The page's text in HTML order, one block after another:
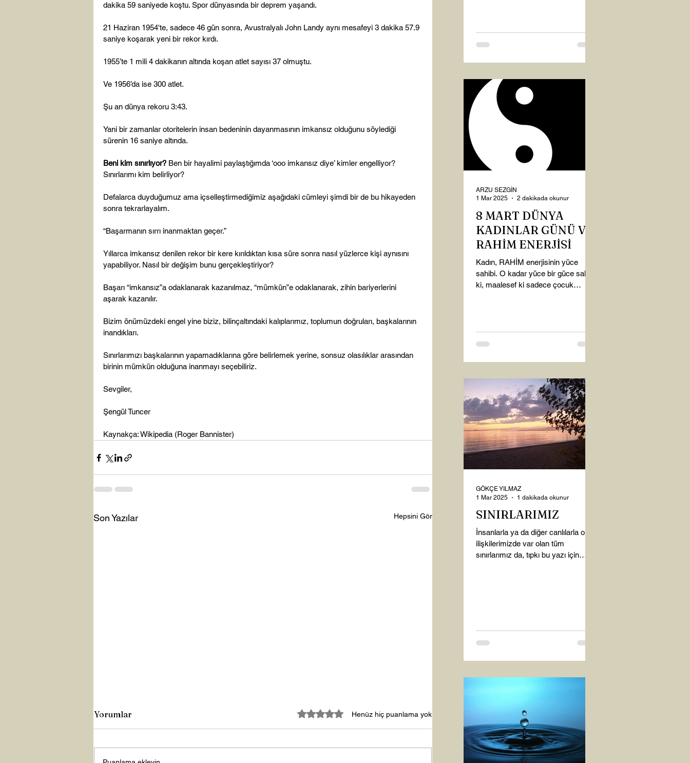
dakika 59 saniyede koştu. Spor dünyasında bir deprem yaşandı.
21 Haziran 1954'te, sadece 46 gün sonra, Avustralyalı John Landy aynı mesafeyi 3 dakika 57.9
saniye koşarak yeni bir rekor kırdı.
1955’te 1 mili 4 dakikanın altında koşan atlet sayısı 37 olmuştu.
Ve 1956’da ise 300 atlet.
Şu an dünya rekoru 3:43.
Yani bir zamanlar otoritelerin insan bedeninin dayanmasının imkansız olduğunu söylediği
sürenin 16 saniye altında.
Beni kim sınırlıyor? Ben bir hayalimi paylaştığımda ‘ooo imkansız diye’ kimler engelliyor?
Sınırlarımı kim belirliyor?
Defalarca duyduğumuz ama içselleştirmediğimiz aşağıdaki cümleyi şimdi bir de bu hikayeden
sonra tekrarlayalım.
“Başarmanın sırrı inanmaktan geçer.”
Yıllarca imkansız denilen rekor bir kere kırıldıktan kısa süre sonra nasıl yüzlerce kişi aynısını
yapabiliyor. Nasıl bir değişim bunu gerçekleştiriyor?
Başarı “imkansız”a odaklanarak kazanılmaz, “mümkün”e odaklanarak, zihin bariyerlerini
aşarak kazanılır.
Bizim önümüzdeki engel yine biziz, bilinçaltındaki kalıplarımız, toplumun doğruları, başkalarının
inandıkları.
Sınırlarımızı başkalarının yapamadıklarına göre belirlemek yerine, sonsuz olasılıklar arasından
birinin mümkün olduğuna inanmayı seçebiliriz.
Sevgiler,
Şengül Tuncer
Kaynakça: Wikipedia (Roger Bannister)
Son Yazılar Hepsini Gör
Yorumlar 5 üzerinden 0 yıldızHenüz hiç puanlama yok
8 MART DÜNYA
KADINLAR GÜNÜ VE
RAHİM ENERJİSİ
Kadın, RAHİM enerjisinin yüce
sahibi. O kadar yüce bir güce sahip
ki, maalesef ki sadece çocuk
ARZU SEZGİN
1 Mar 2025
2 dakikada okunur
SINIRLARIMIZ
İnsanlarla ya da diğer canlılarla olan
ilişkilerimizde var olan tüm
sınırlarımız da, tıpkı bu yazı için
GÖKÇE YILMAZ
1 Mar 2025
1 dakikada okunur